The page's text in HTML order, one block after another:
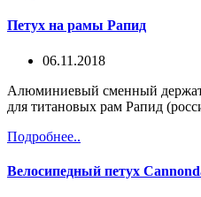
Петух на рамы Рапид
06.11.2018
Алюминиевый сменный
для титановых рам Рапид
Подробнее..
Велосипедный петух